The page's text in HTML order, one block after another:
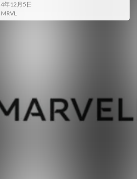
年12月5日